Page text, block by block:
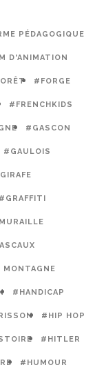
PÉDAGOGIQUE
D'ANIMATION
#FORGE
#FRENCHKIDS
#GASCON
#GAULOIS
#GRAFFITI
MONTAGNE
#HANDICAP
#HIP HOP
#HITLER
#HUMOUR